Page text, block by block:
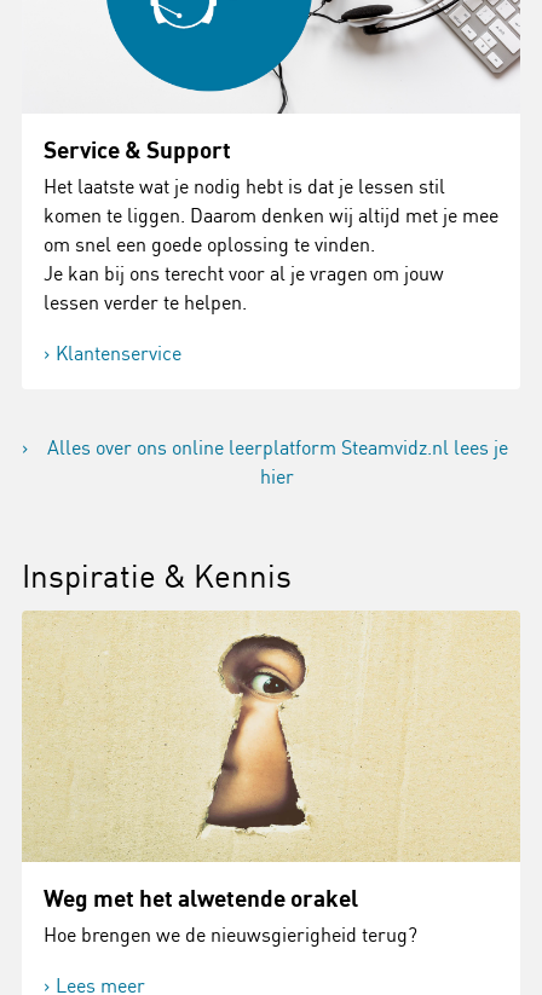
Service & Support
Het laatste wat je nodig hebt is dat je lessen stil
komen te liggen. Daarom denken wij altijd met je mee
om snel een goede oplossing te vinden.
Je kan bij ons terecht voor al je vragen om jouw
lessen verder te helpen.
Klantenservice
Alles over ons online leerplatform Steamvidz.nl lees je
hier
Inspiratie & Kennis
Weg met het alwetende orakel
Hoe brengen we de nieuwsgierigheid terug?
Lees meer